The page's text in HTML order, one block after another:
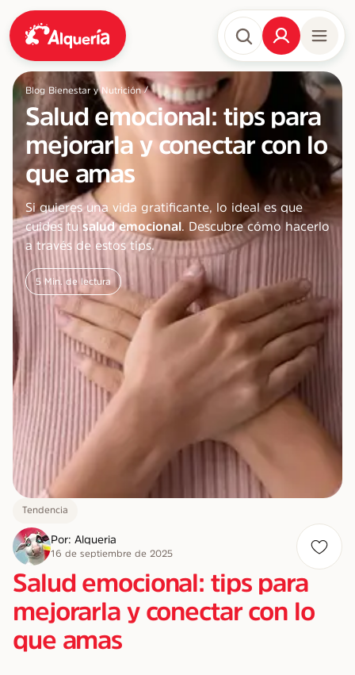
Blog Bienestar y Nutrición /
Salud emocional: tips para
mejorarla y conectar con lo
que amas
Si quieres una vida gratificante, lo ideal es que
cuides tu salud emocional . Descubre cómo hacerlo
a través de estos tips.
5 Min. de lectura
Tendencia
Por: Alqueria
16 de septiembre de 2025
Salud emocional: tips para
mejorarla y conectar con lo
que amas